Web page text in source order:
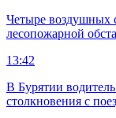
Четыре воздушных
лесопожарной
13:42
В Бурятии
столкновения с